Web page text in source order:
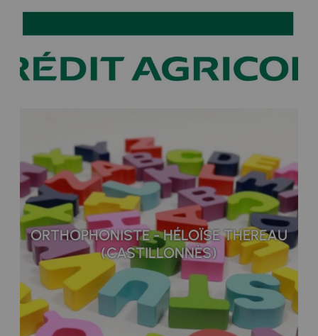
ORTHOPHONISTE - HÉLOÏSE THEREAU
(CASTILLONNÈS)